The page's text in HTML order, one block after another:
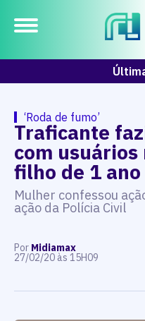
‘Roda de fumo’
Traficante
com
filho de 1 ano
Mulher confessou
ação da Polícia Civil
Por Midiamax
27/02/20 às 15H09